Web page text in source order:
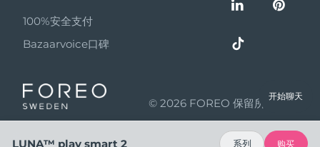
伙伴计划
联盟新闻
成为合作伙伴
100%安全支付
Bazaarvoice口碑
© 2026 FOREO 保留所有权利
开始聊天
LUNA™ play smart 2 系列 购买